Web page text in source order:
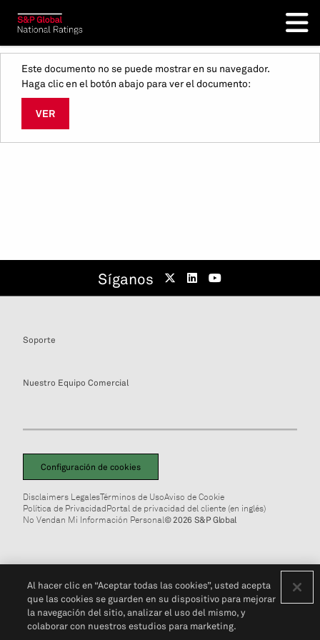
Este documento no se puede mostrar en su navegador.
Haga clic en el botón abajo para ver el documento:
VER
Síganos
Soporte
Nuestro Equipo Comercial
Configuración de cookies
Disclaimers LegalesTérminos de UsoAviso de Cookie
Política de PrivacidadPortal de privacidad del cliente (en inglés)
No Vendan Mi Información Personal© 2026 S&P Global
Al hacer clic en “Aceptar todas las cookies”, usted acepta
que las cookies se guarden en su dispositivo para mejorar
la navegación del sitio, analizar el uso del mismo, y
colaborar con nuestros estudios para marketing.